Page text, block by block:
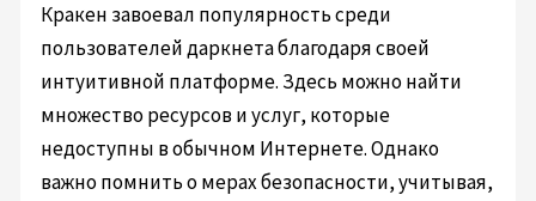
Кракен завоевал популярность среди
пользователей даркнета благодаря своей
интуитивной платформе. Здесь можно найти
множество ресурсов и услуг, которые
недоступны в обычном Интернете. Однако
важно помнить о мерах безопасности, учитывая,